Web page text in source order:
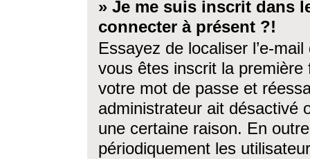
» Je me suis inscrit dans
connecter à présent ?!
Essayez de localiser l’e-
vous êtes inscrit la première
votre mot de passe et
administrateur ait désactivé
une certaine raison. En
périodiquement les